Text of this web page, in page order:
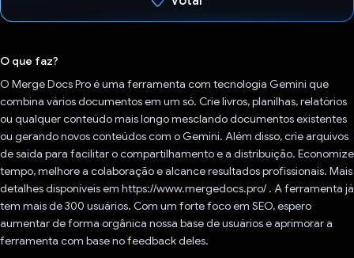
O que faz?
O Merge Docs Pro é uma ferramenta com tecnologia Gemini que
combina vários documentos em um só. Crie livros, planilhas, relatórios
ou qualquer conteúdo mais longo mesclando documentos existentes
ou gerando novos conteúdos com o Gemini. Além disso, crie arquivos
de saída para facilitar o compartilhamento e a distribuição. Economize
tempo, melhore a colaboração e alcance resultados profissionais. Mais
detalhes disponíveis em https://www.mergedocs.pro/ . A ferramenta já
tem mais de 300 usuários. Com um forte foco em SEO, espero
aumentar de forma orgânica nossa base de usuários e aprimorar a
ferramenta com base no feedback deles.